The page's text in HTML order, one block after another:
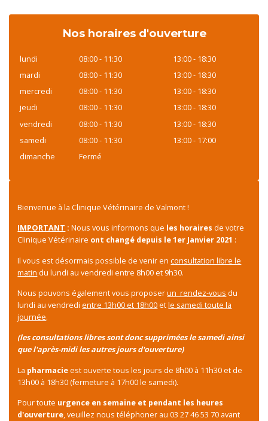
Nos horaires d'ouverture
lundi 08:00 - 11:30
13:00 - 18:30
mardi
08:00 - 11:30
13:00 - 18:30
mercredi
08:00 - 11:30
13:00 - 18:30
jeudi
08:00 - 11:30
13:00 - 18:30
vendredi
08:00 - 11:30
13:00 - 18:30
samedi
08:00 - 11:30
13:00 - 17:00
dimanche
Fermé
Bienvenue à la Clinique Vétérinaire de Valmont !
IMPORTANT :Nous vous informons que les horaires de votre
Clinique Vétérinaire ont changé depuis le1er Janvier 2021 :
Il vous est désormais possible de venir enconsultation libre le
matin du lundi au vendredi entre 8h00 et 9h30.
Nous pouvons également vous proposerun rendez-vous du
lundi au vendredientre 13h00 et 18h00etle samedi toute la
journée.
(les consultations libres sont donc supprimées le samedi ainsi
que l'après-midi les autres jours d'ouverture)
La pharmacieest ouverte tous les jours de 8h00 à 11h30 et de
13h00 à 18h30 (fermeture à 17h00 le samedi).
Pour toute urgence en semaine et pendant les heures
d'ouverture, veuillez nous téléphoner au 03 27 46 53 70 avant